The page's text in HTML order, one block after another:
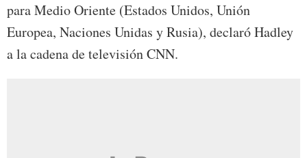
para Medio Oriente (Estados Unidos, Unión
Europea, Naciones Unidas y Rusia), declaró Hadley
a la cadena de televisión CNN.